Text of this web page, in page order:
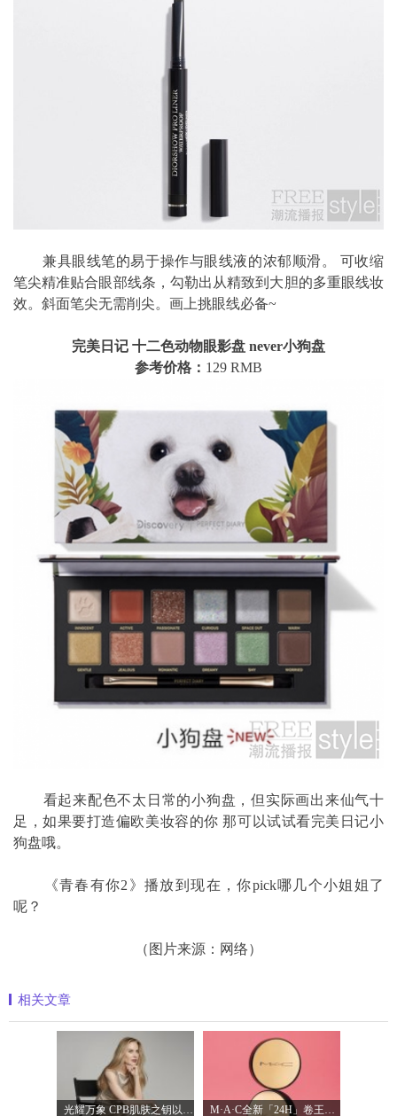
兼具眼线笔的易于操作与眼线液的浓郁顺滑。 可收缩
笔尖精准贴合眼部线条，勾勒出从精致到大胆的多重眼线妆
效。斜面笔尖无需削尖。画上挑眼线必备~
完美日记 十二色动物眼影盘 never小狗盘
参考价格： 129 RMB
看起来配色不太日常的小狗盘，但实际画出来仙气十
足，如果要打造偏欧美妆容的你 那可以试试看完美日记小
狗盘哦。
《青春有你2》播放到现在，你pick哪几个小姐姐了
呢？
（图片来源：网络）
相关文章
光耀万象 CPB肌肤之钥以镜头记录妮可·基 M·A·C全新「24H」卷王金气垫中国首发 实